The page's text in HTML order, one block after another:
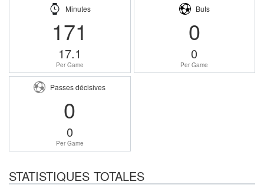
Minutes
171
17.1
Per Game
Buts
0
0
Per Game
Passes décisives
0
0
Per Game
STATISTIQUES TOTALES